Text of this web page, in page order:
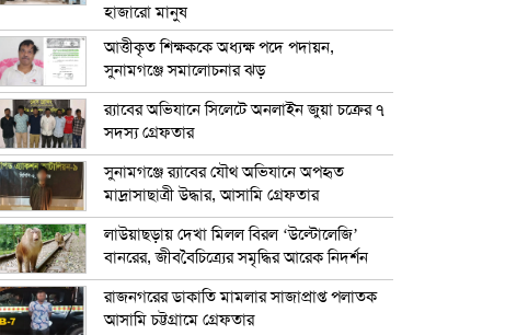
হাজারো মানুষ
আত্তীকৃত শিক্ষককে অধ্যক্ষ পদে পদায়ন,
সুনামগঞ্জে সমালোচনার ঝড়
র‍্যাবের অভিযানে সিলেটে অনলাইন জুয়া চক্রের ৭
সদস্য গ্রেফতার
সুনামগঞ্জে র‍্যাবের যৌথ অভিযানে অপহৃত
মাদ্রাসাছাত্রী উদ্ধার, আসামি গ্রেফতার
লাউয়াছড়ায় দেখা মিলল বিরল ‘উল্টোলেজি’
বানরের, জীববৈচিত্র্যের সমৃদ্ধির আরেক নিদর্শন
রাজনগরের ডাকাতি মামলার সাজাপ্রাপ্ত পলাতক
আসামি চট্টগ্রামে গ্রেফতার